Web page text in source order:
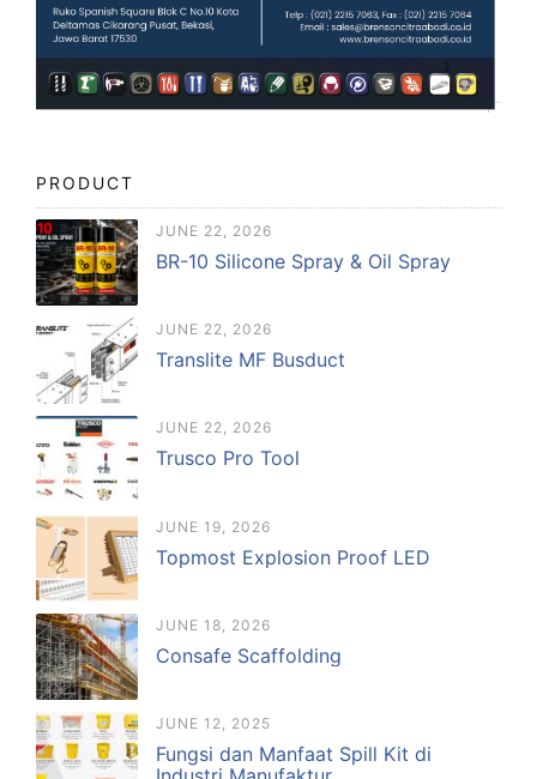
PRODUCT
JUNE 22, 2026
BR-10 Silicone Spray & Oil Spray
JUNE 22, 2026
Translite MF Busduct
JUNE 22, 2026
Trusco Pro Tool
JUNE 19, 2026
Topmost Explosion Proof LED
JUNE 18, 2026
Consafe Scaffolding
JUNE 12, 2025
Fungsi dan Manfaat Spill Kit di